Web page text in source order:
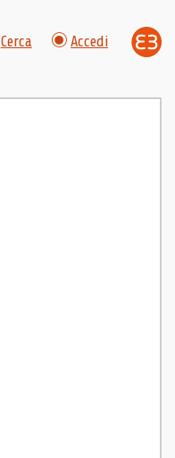
Cerca Accedi